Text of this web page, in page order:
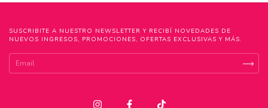
SUSCRIBITE A NUESTRO NEWSLETTER Y RECIBÍ NOVEDADES DE
NUEVOS INGRESOS, PROMOCIONES, OFERTAS EXCLUSIVAS Y MÁS.